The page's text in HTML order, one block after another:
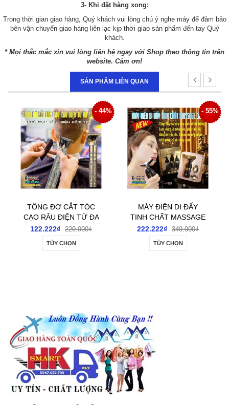
3- Khi đặt hàng xong:
Trong thời gian giao hàng, Quý khách vui lòng chú ý nghe máy để đảm bảo
bên vận chuyển giao hàng liên lạc kịp thời giao sản phẩm đến tay Quý
khách.
* Mọi thắc mắc xin vui lòng liên hệ ngay với Shop theo thông tin trên
website. Cảm ơn!
SẢN PHẨM LIÊN QUAN
- 44%
TÔNG ĐƠ CẮT TÓC
CẠO RÂU ĐIỆN TỬ ĐA
NĂNG TÍCH ĐIỆN CẦM
122.222₫ 220.000₫
TÙY CHỌN
- 55%
MÁY ĐIỆN DI ĐẨY
TINH CHẤT MASSAGE
NÂNG CƠ MẶT CAO
GUSHIYUTA
222.222₫ 349.000₫
TÙY CHỌN